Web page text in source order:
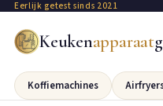
Eerlijk getest sinds 2021
Keukenapparaat
Koffiemachines